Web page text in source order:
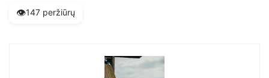
👁️147 peržiūrų